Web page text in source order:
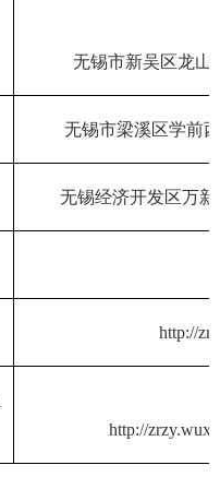
无锡市新吴区龙山
无锡市梁溪区学前
无锡经济开发区万新
http://
http://